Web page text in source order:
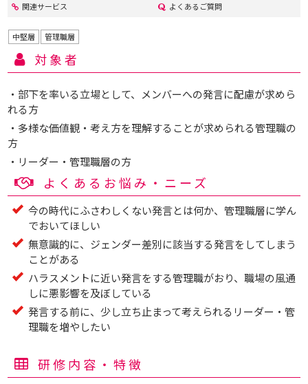
関連サービス
よくあるご質問
中堅層 管理職層
対象者
・部下を率いる立場として、メンバーへの発言に配慮が求めら
れる方
・多様な価値観・考え方を理解することが求められる管理職の
方
・リーダー・管理職層の方
よくあるお悩み・ニーズ
今の時代にふさわしくない発言とは何か、管理職層に学ん
でおいてほしい
無意識的に、ジェンダー差別に該当する発言をしてしまう
ことがある
ハラスメントに近い発言をする管理職がおり、職場の風通
しに悪影響を及ぼしている
発言する前に、少し立ち止まって考えられるリーダー・管
理職を増やしたい
研修内容・特徴